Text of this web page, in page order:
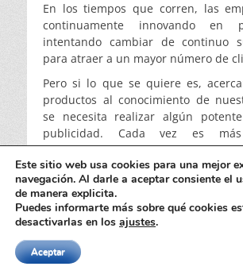
En los tiempos que corren, las
continuamente innovando en
intentando cambiar de continuo
para atraer a un mayor número de
Pero si lo que se quiere es,
productos al conocimiento de
se necesita realizar algún
publicidad. Cada vez es
presentación de productos, en
presentan novedades o
buscando que los asistentes
evento, de esta forma
asistentes e invitados tengan
del mismo.
Este sitio web usa cookies para una mejor
navegación. Al darle a aceptar consiente el
de manera explicita.
Puedes informarte más sobre qué cookies
desactivarlas en los ajustes.
Aceptar